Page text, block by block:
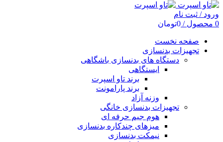
ورود / ثبت نام
0 محصول / تومان0
صفحه نخست
تجهیزات بدنسازی
دستگاه های بدنسازی باشگاهی
ایستگاهی
برند تاو اسپرت
برند پارامونت
وزنه آزاد
تجهیزات بدنسازی خانگی
هوم جیم حرفه ای
میزهای چندکاره بدنسازی
نیمکت بدنسازی